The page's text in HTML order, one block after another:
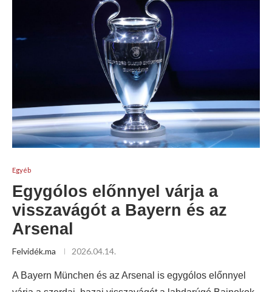
Egyéb
Egygólos előnnyel várja a
visszavágót a Bayern és az
Arsenal
Felvidék.ma 2026.04.14.
A Bayern München és az Arsenal is egygólos előnnyel